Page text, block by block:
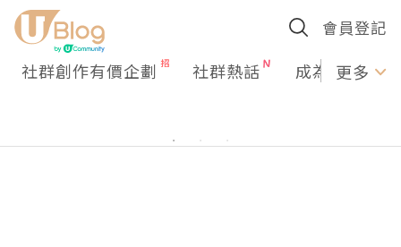
會員登記
社群創作有價企劃 社群熱話 成為U更多